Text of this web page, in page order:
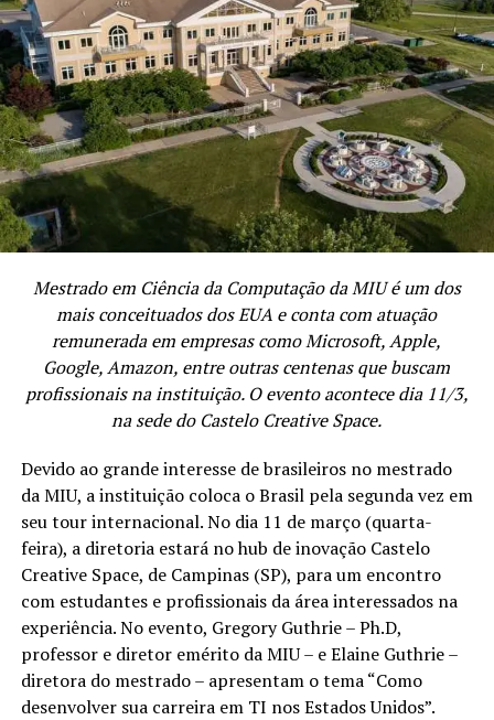
Mestrado em Ciência da Computação da MIU é um dos
mais conceituados dos EUA e conta com atuação
remunerada em empresas como Microsoft, Apple,
Google, Amazon, entre outras centenas que buscam
profissionais na instituição. O evento acontece dia 11/3,
na sede do Castelo Creative Space.
Devido ao grande interesse de brasileiros no mestrado
da MIU, a instituição coloca o Brasil pela segunda vez em
seu tour internacional. No dia 11 de março (quarta-
feira), a diretoria estará no hub de inovação Castelo
Creative Space, de Campinas (SP), para um encontro
com estudantes e profissionais da área interessados na
experiência. No evento, Gregory Guthrie – Ph.D,
professor e diretor emérito da MIU – e Elaine Guthrie –
diretora do mestrado – apresentam o tema “Como
desenvolver sua carreira em TI nos Estados Unidos”.